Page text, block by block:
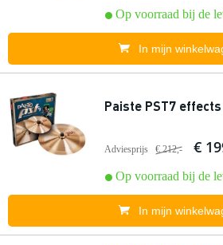
Op voorraad bij de
In mijn
Paiste PST7
Adviesprijs € 212,- €
Op voorraad bij de
In mijn